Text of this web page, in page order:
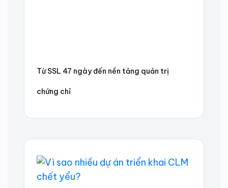
Từ SSL 47 ngày đến nền tảng quản trị
chứng chỉ